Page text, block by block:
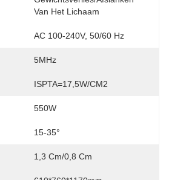
Van Het Lichaam
AC 100-240V, 50/60 Hz
5MHz
ISPTA=17,5W/CM2
550W
15-35°
1,3 Cm/0,8 Cm